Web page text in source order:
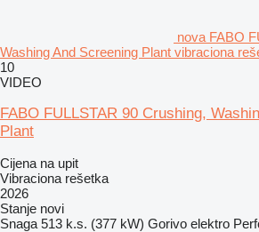
nova FABO
Washing And Screening Plant vibraciona
10
VIDEO
FABO FULLSTAR 90 Crushing,
Plant
Cijena na upit
Vibraciona rešetka
2026
Stanje novi
Snaga 513 k.s. (377 kW) Gorivo elektro